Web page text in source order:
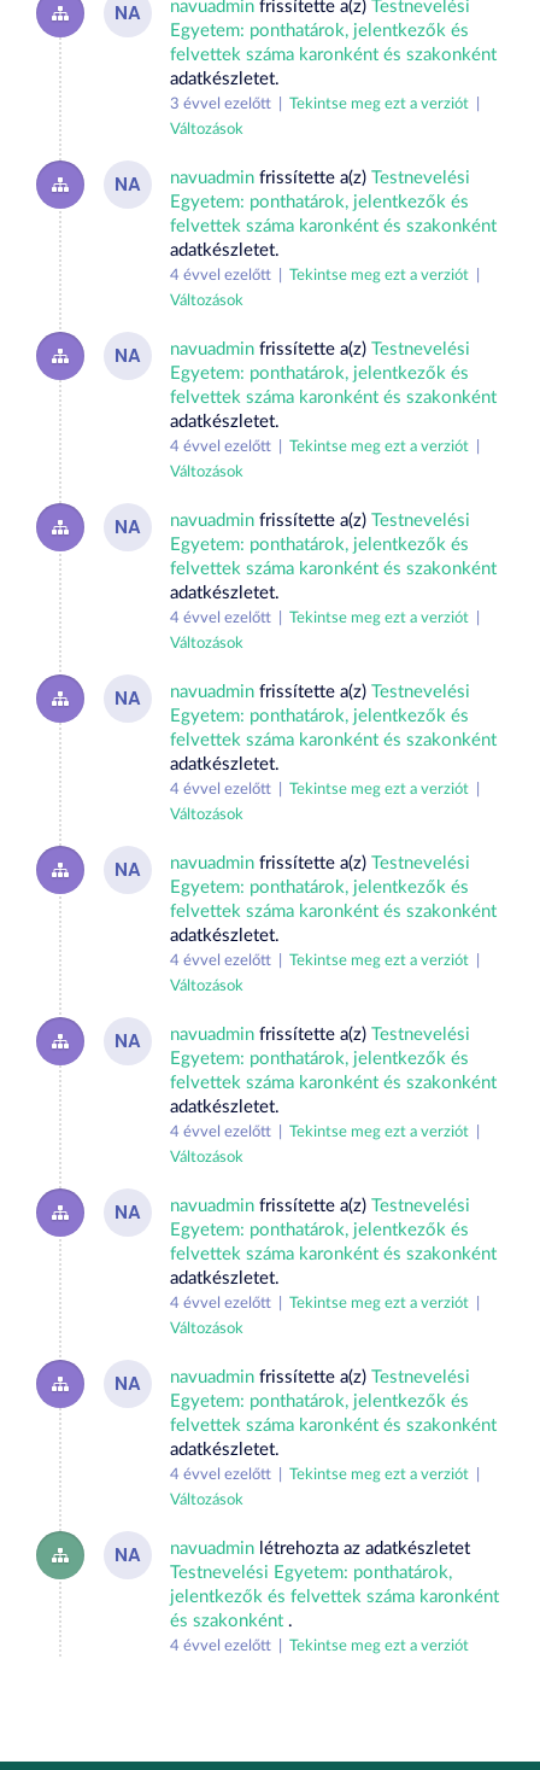
NA navuadmin frissítette a(z) Testnevelési
Egyetem: ponthatárok, jelentkezők és
felvettek száma karonként és szakonként
adatkészletet.
3 évvel ezelőtt | Tekintse meg ezt a verziót
Változások
NA navuadmin frissítette a(z) Testnevelési
Egyetem: ponthatárok, jelentkezők és
felvettek száma karonként és szakonként
adatkészletet.
4 évvel ezelőtt | Tekintse meg ezt a verziót
Változások
NA navuadmin frissítette a(z) Testnevelési
Egyetem: ponthatárok, jelentkezők és
felvettek száma karonként és szakonként
adatkészletet.
4 évvel ezelőtt | Tekintse meg ezt a verziót
Változások
NA navuadmin frissítette a(z) Testnevelési
Egyetem: ponthatárok, jelentkezők és
felvettek száma karonként és szakonként
adatkészletet.
4 évvel ezelőtt | Tekintse meg ezt a verziót
Változások
NA navuadmin frissítette a(z) Testnevelési
Egyetem: ponthatárok, jelentkezők és
felvettek száma karonként és szakonként
adatkészletet.
4 évvel ezelőtt | Tekintse meg ezt a verziót
Változások
NA navuadmin frissítette a(z) Testnevelési
Egyetem: ponthatárok, jelentkezők és
felvettek száma karonként és szakonként
adatkészletet.
4 évvel ezelőtt | Tekintse meg ezt a verziót
Változások
NA navuadmin frissítette a(z) Testnevelési
Egyetem: ponthatárok, jelentkezők és
felvettek száma karonként és szakonként
adatkészletet.
4 évvel ezelőtt | Tekintse meg ezt a verziót
Változások
NA navuadmin frissítette a(z) Testnevelési
Egyetem: ponthatárok, jelentkezők és
felvettek száma karonként és szakonként
adatkészletet.
4 évvel ezelőtt | Tekintse meg ezt a verziót
Változások
NA navuadmin frissítette a(z) Testnevelési
Egyetem: ponthatárok, jelentkezők és
felvettek száma karonként és szakonként
adatkészletet.
4 évvel ezelőtt | Tekintse meg ezt a verziót
Változások
NA navuadmin létrehozta az adatkészletet
Testnevelési Egyetem: ponthatárok,
jelentkezők és felvettek száma karonként
és szakonként .
4 évvel ezelőtt | Tekintse meg ezt a verziót